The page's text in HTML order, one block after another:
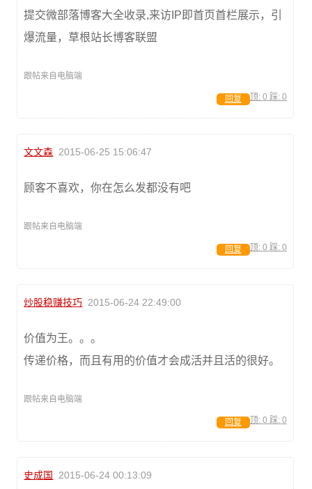
提交微部落博客大全收录,来访IP即首页首栏展示，引
爆流量，草根站长博客联盟
跟帖来自电脑端
顶: 0 踩: 0
回复
文文森 2015-06-25 15:06:47
顾客不喜欢，你在怎么发都没有吧
跟帖来自电脑端
顶: 0 踩: 0
回复
炒股稳赚技巧 2015-06-24 22:49:00
价值为王。。。
传递价格，而且有用的价值才会成活并且活的很好。
跟帖来自电脑端
顶: 0 踩: 0
回复
史成国 2015-06-24 00:13:09